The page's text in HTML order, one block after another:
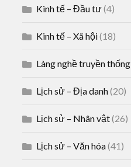
Kinh tế – Đầu tư(4)
Kinh tế – Xã hội(18)
Làng nghề truyền thống
Lịch sử – Địa danh(20)
Lịch sử – Nhân vật(26)
Lịch sử – Văn hóa(41)